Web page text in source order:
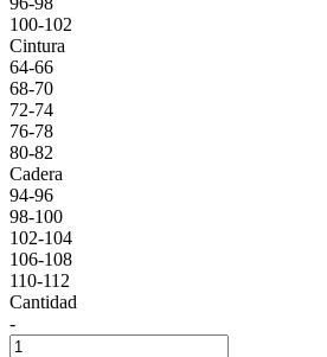
100-102
Cintura
64-66
68-70
72-74
76-78
80-82
Cadera
94-96
98-100
102-104
106-108
110-112
Cantidad
-